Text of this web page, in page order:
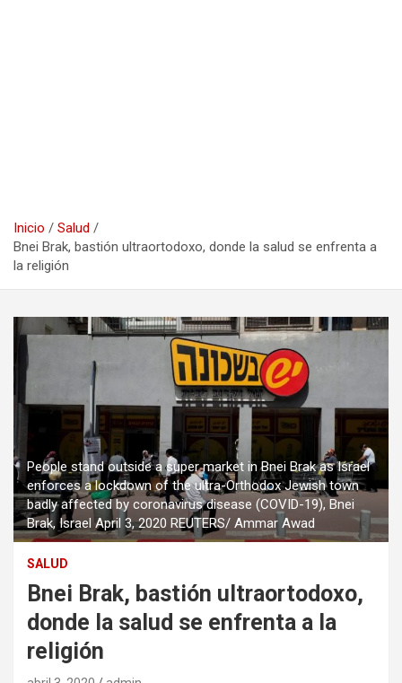
Inicio
Salud
Bnei Brak, bastión ultraortodoxo, donde la salud se enfrenta a
la religión
People stand outside a super market in Bnei Brak as Israel
enforces a lockdown of the ultra-Orthodox Jewish town
badly affected by coronavirus disease (COVID-19), Bnei
Brak, Israel April 3, 2020 REUTERS/ Ammar Awad
SALUD
Bnei Brak, bastión ultraortodoxo,
donde la salud se enfrenta a la
religión